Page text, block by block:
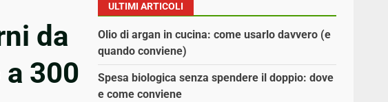
da
300
ULTIMI ARTICOLI
Olio di argan in cucina: come usarlo davvero (e
quando conviene)
Spesa biologica senza spendere il doppio: dove
e come conviene